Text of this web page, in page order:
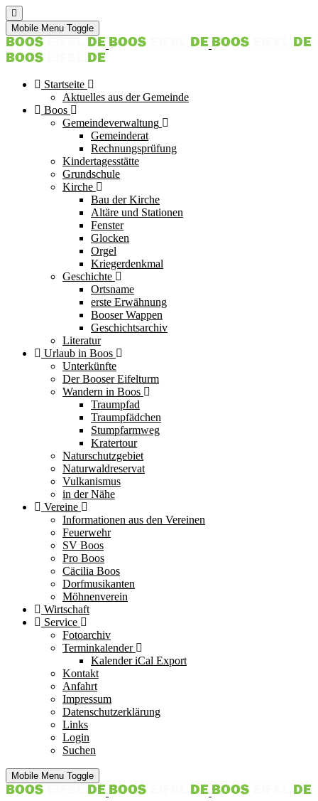
Mobile Menu Toggle
Startseite
Aktuelles aus der Gemeinde
Boos
Gemeindeverwaltung
Gemeinderat
Rechnungsprüfung
Kindertagesstätte
Grundschule
Kirche
Bau der Kirche
Altäre und Stationen
Fenster
Glocken
Orgel
Kriegerdenkmal
Geschichte
Ortsname
erste Erwähnung
Booser Wappen
Geschichtsarchiv
Literatur
Urlaub in Boos
Unterkünfte
Der Booser Eifelturm
Wandern in Boos
Traumpfad
Traumpfädchen
Stumpfarmweg
Kratertour
Naturschutzgebiet
Naturwaldreservat
Vulkanismus
in der Nähe
Vereine
Informationen aus den Vereinen
Feuerwehr
SV Boos
Pro Boos
Cäcilia Boos
Dorfmusikanten
Möhnenverein
Wirtschaft
Service
Fotoarchiv
Terminkalender
Kalender iCal Export
Kontakt
Anfahrt
Impressum
Datenschutzerklärung
Links
Login
Suchen
Mobile Menu Toggle